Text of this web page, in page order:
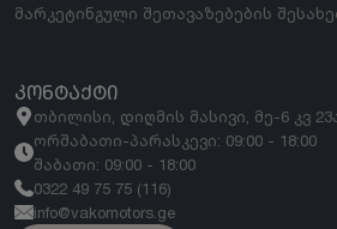
მარკეტინგული შეთავაზებების
ᲙᲝᲜᲢᲐᲥᲢᲘ
თბილისი, დიღმის მასივი, მე-6 კვ
ორშაბათი-პარასკევი: 09:00 - 18:00
შაბათი: 09:00 - 18:00
0322 49 75 75 (116)
info@vakomotors.ge